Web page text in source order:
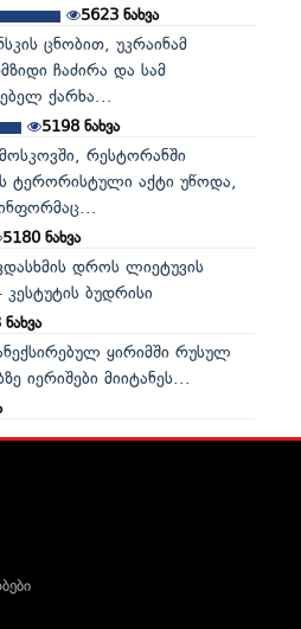
5623 ნახვა
ცნობით, უკრაინამ
ჩაძირა და სამ
ქარხა...
5198ნახვა
რესტორანში
ტერორისტული აქტი უწოდა,
5180ნახვა
დროს ლიეტუვის
ბუდრისი
ნახვა
ყირიმში რუსულ
იერიშები მიიტანეს...